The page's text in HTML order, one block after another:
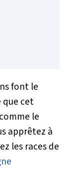
font le
que cet
le
apprêtez à
les races de